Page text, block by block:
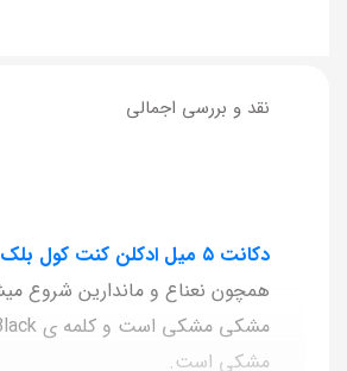
نقد و بررسی اجمالی
دکانت ٥ میل ادکلن کنت کول بلک اورجینال
همچون نعناع و ماندارین شروع
مشکی است.